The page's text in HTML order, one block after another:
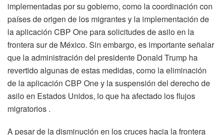
implementadas por su gobierno, como la coordinación con
países de origen de los migrantes y la implementación de
la aplicación CBP One para solicitudes de asilo en la
frontera sur de México. Sin embargo, es importante señalar
que la administración del presidente Donald Trump ha
revertido algunas de estas medidas, como la eliminación
de la aplicación CBP One y la suspensión del derecho de
asilo en Estados Unidos, lo que ha afectado los flujos
migratorios .
A pesar de la disminución en los cruces hacia la frontera